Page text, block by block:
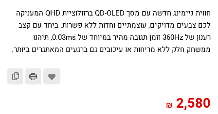
חווית גיימינג חדשה עם מסך QD-OLED ברזולוציית QHD המעניקה
לכם צבעים מדויקים, עוצמתיים וחדות ללא פשרות. ביחד עם קצב
רענון של 360Hz וזמן תגובה מהיר במיוחד של 0.03ms, תיהנו
ממשחק חלק ללא מריחות או עיכובים גם ברגעים המאתגרים ביותר.
₪
2,580
₪